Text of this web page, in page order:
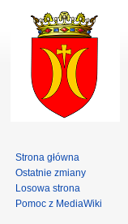
Strona główna
Ostatnie zmiany
Losowa strona
Pomoc z MediaWiki